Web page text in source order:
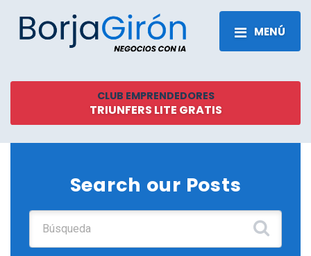
MENÚ
CLUB EMPRENDEDORES
TRIUNFERS LITE GRATIS
Search our Posts